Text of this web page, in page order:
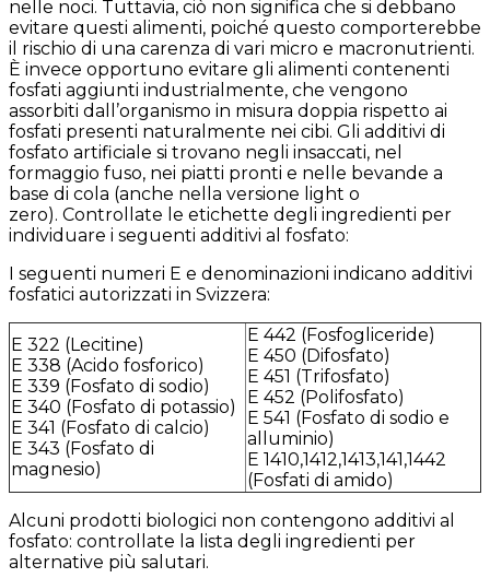
nelle noci. Tuttavia, ciò non significa che si debbano
evitare questi alimenti, poiché questo comporterebbe
il rischio di una carenza di vari micro e macronutrienti.
È invece opportuno evitare gli alimenti contenenti
fosfati aggiunti industrialmente, che vengono
assorbiti dall’organismo in misura doppia rispetto ai
fosfati presenti naturalmente nei cibi. Gli additivi di
fosfato artificiale si trovano negli insaccati, nel
formaggio fuso, nei piatti pronti e nelle bevande a
base di cola (anche nella versione light o
zero). Controllate le etichette degli ingredienti per
individuare i seguenti additivi al fosfato:
I seguenti numeri E e denominazioni indicano additivi
fosfatici autorizzati in Svizzera:
E 322 (Lecitine)
E 338 (Acido fosforico)
E 339 (Fosfato di sodio)
E 340 (Fosfato di potassio)
E 341 (Fosfato di calcio)
E 343 (Fosfato di
magnesio)
E 442 (Fosfogliceride)
E 450 (Difosfato)
E 451 (Trifosfato)
E 452 (Polifosfato)
E 541 (Fosfato di sodio e
alluminio)
E 1410,1412,1413,141,1442
(Fosfati di amido)
Alcuni prodotti biologici non contengono additivi al
fosfato: controllate la lista degli ingredienti per
alternative più salutari.